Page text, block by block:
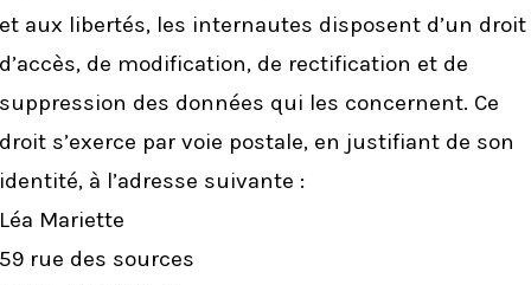
aux libertés, les internautes disposent d’un droit
de modification, de rectification et de
des données qui les concernent. Ce
s’exerce par voie postale, en justifiant de son
à l’adresse suivante :
Mariette
rue des sources